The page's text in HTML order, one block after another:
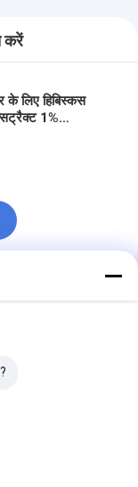
करें
के लिए हिबिस्कस
1%